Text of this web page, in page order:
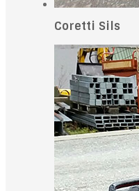
Coretti Sils